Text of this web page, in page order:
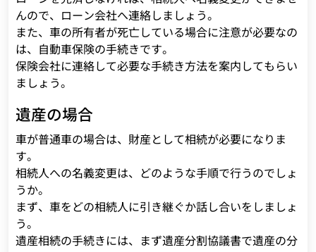
んので、ローン会社へ連絡しましょう。
また、車の所有者が死亡している場合に注意が必要なの
は、自動車保険の手続きです。
保険会社に連絡して必要な手続き方法を案内してもらい
ましょう。
遺産の場合
車が普通車の場合は、財産として相続が必要になりま
す。
相続人への名義変更は、どのような手順で行うのでしょ
うか。
まず、車をどの相続人に引き継ぐか話し合いをしましょ
う。
遺産相続の手続きには、まず遺産分割協議書で遺産の分